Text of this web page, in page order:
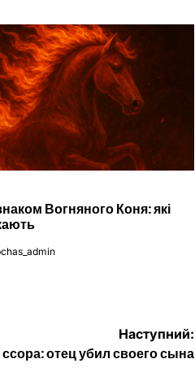
Вогняного Коня: які
Наступний:
отец убил своего сына